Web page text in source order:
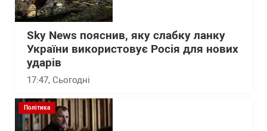
Sky News пояснив, яку слабку ланку
України використовує Росія для нових
ударів
17:47, Сьогодні
Політика